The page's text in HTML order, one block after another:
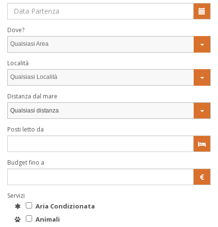
Dove?
Qualsiasi Area
Località
Qualsiasi Località
Distanza dal mare
Qualsiasi distanza
Posti letto da
Budget fino a
Servizi
Aria Condizionata
Animali